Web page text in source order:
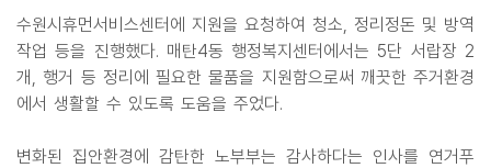
수원시휴먼서비스센터에 지원을 요청하여 청소, 정리정돈 및 방역
작업 등을 진행했다. 매탄4동 행정복지센터에서는 5단 서랍장 2
개, 행거 등 정리에 필요한 물품을 지원함으로써 깨끗한 주거환경
에서 생활할 수 있도록 도움을 주었다.
변화된 집안환경에 감탄한 노부부는 감사하다는 인사를 연거푸